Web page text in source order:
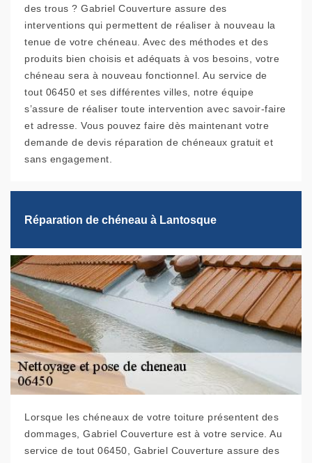
des trous ? Gabriel Couverture assure des
interventions qui permettent de réaliser à nouveau la
tenue de votre chéneau. Avec des méthodes et des
produits bien choisis et adéquats à vos besoins, votre
chéneau sera à nouveau fonctionnel. Au service de
tout 06450 et ses différentes villes, notre équipe
s’assure de réaliser toute intervention avec savoir-faire
et adresse. Vous pouvez faire dès maintenant votre
demande de devis réparation de chéneaux gratuit et
sans engagement.
Réparation de chéneau à Lantosque
Lorsque les chéneaux de votre toiture présentent des
dommages, Gabriel Couverture est à votre service. Au
service de tout 06450, Gabriel Couverture assure des